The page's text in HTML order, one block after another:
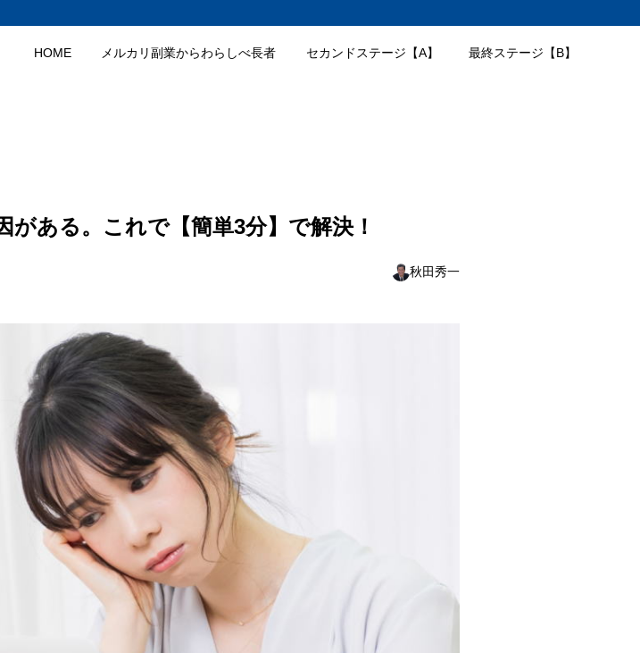
HOME メルカリ副業からわらしべ長者 セカンドステージ【A】 最終ステージ【B】
ある。これで【簡単3分】で解決！
秋田秀一